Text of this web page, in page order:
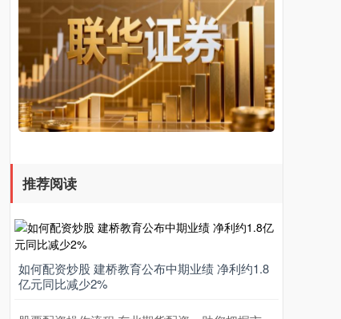
推荐阅读
如何配资炒股 建桥教育公布中期业绩 净利约1.8
亿元同比减少2%